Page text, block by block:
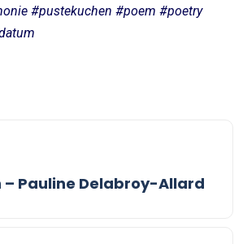
#pustekuchen #poem #poetry
– Pauline Delabroy-Allard